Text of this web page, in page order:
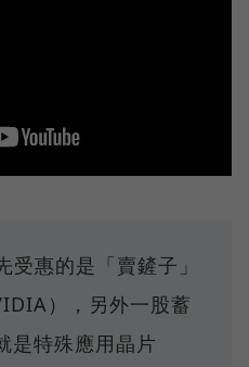
惠的是「賣鏟子」
），另外一股蓄
是特殊應用晶片